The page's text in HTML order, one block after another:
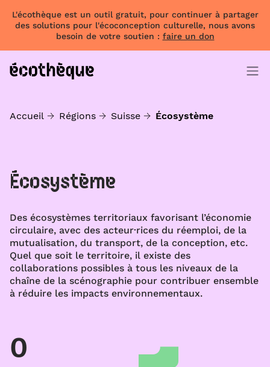
L'écothèque est un outil gratuit, pour continuer à partager
des solutions pour l'écoconception culturelle, nous avons
besoin de votre soutien : faire un don
Accueil Régions Suisse Écosystème
Écosystème
Des écosystèmes territoriaux favorisant l’économie
circulaire, avec des acteur·rices du réemploi, de la
mutualisation, du transport, de la conception, etc.
Quel que soit le territoire, il existe des
collaborations possibles à tous les niveaux de la
chaîne de la scénographie pour contribuer ensemble
à réduire les impacts environnementaux.
0